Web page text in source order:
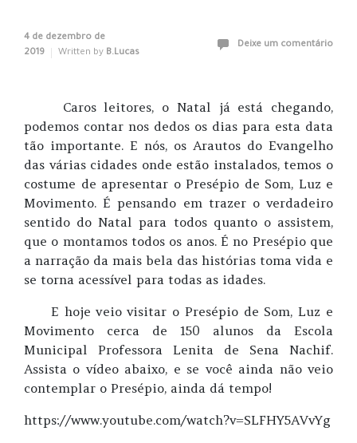
4 de dezembro de
2019
Written by B.Lucas
Deixe um comentário
Caros leitores, o Natal já está chegando,
podemos contar nos dedos os dias para esta data
tão importante. E nós, os Arautos do Evangelho
das várias cidades onde estão instalados, temos o
costume de apresentar o Presépio de Som, Luz e
Movimento. É pensando em trazer o verdadeiro
sentido do Natal para todos quanto o assistem,
que o montamos todos os anos. É no Presépio que
a narração da mais bela das histórias toma vida e
se torna acessível para todas as idades.
E hoje veio visitar o Presépio de Som, Luz e
Movimento cerca de 150 alunos da Escola
Municipal Professora Lenita de Sena Nachif.
Assista o vídeo abaixo, e se você ainda não veio
contemplar o Presépio, ainda dá tempo!
https://www.youtube.com/watch?v=SLFHY5AVvYg